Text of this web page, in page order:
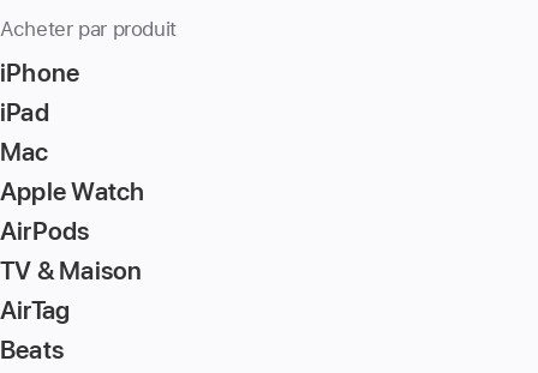
Acheter par produit
iPhone
iPad
Mac
Apple Watch
AirPods
TV & Maison
AirTag
Beats